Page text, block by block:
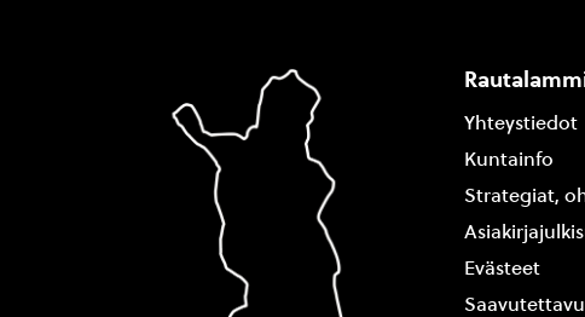
Yhteystiedot
Kuntainfo
Strategiat,
Evästeet